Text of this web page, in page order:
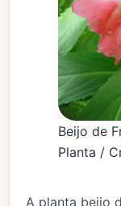
Beijo de
Planta /
A planta beijo